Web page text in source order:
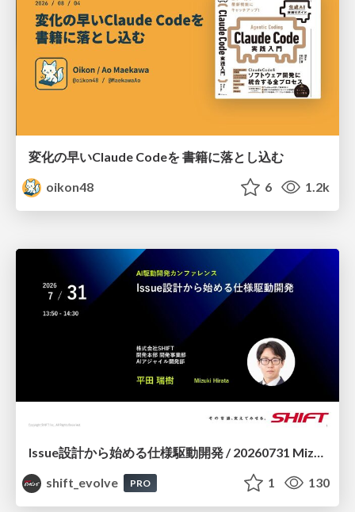
変化の早いClaude Codeを 書籍に落とし込む
oikon48
6 1.2k
shift_evolve
PRO 1 130